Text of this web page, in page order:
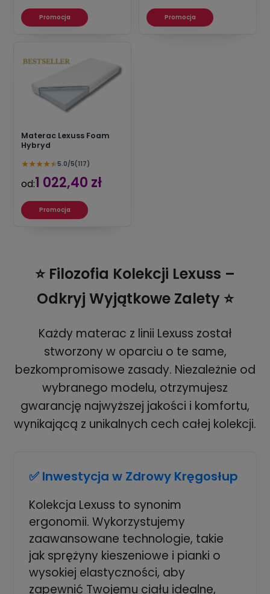
Promocja Promocja
Materac Lexuss Foam
Hybryd
★★★★★5.0/5(117)
od:1 022,40 zł
Promocja
⭐ Filozofia Kolekcji Lexuss –
Odkryj Wyjątkowe Zalety ⭐
Każdy materac z linii Lexuss został
stworzony w oparciu o te same,
bezkompromisowe zasady. Niezależnie od
wybranego modelu, otrzymujesz
gwarancję najwyższej jakości i komfortu,
wynikającą z unikalnych cech całej kolekcji.
✅ Inwestycja w Zdrowy Kręgosłup
Kolekcja Lexuss to synonim
ergonomii. Wykorzystujemy
zaawansowane technologie, takie
jak sprężyny kieszeniowe i pianki o
wysokiej elastyczności, aby
zapewnić Twojemu ciału idealne,